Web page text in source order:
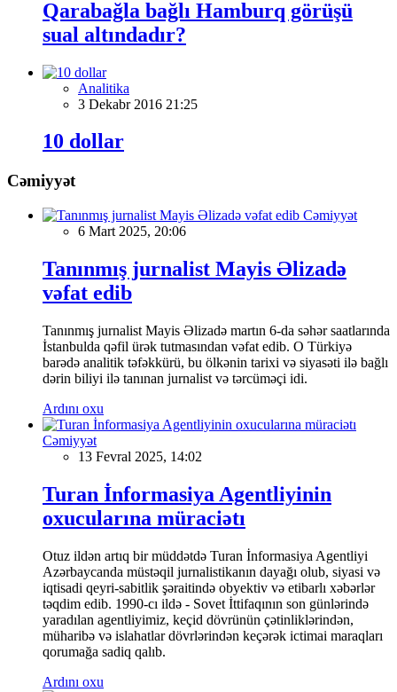
Qarabağla bağlı Hamburq görüşü
sual altındadır?
Analitika
3 Dekabr 2016 21:25
10 dollar
Cəmiyyət
Cəmiyyət
6 Mart 2025, 20:06
Tanınmış jurnalist Mayis Əlizadə
vəfat edib
Tanınmış jurnalist Mayis Əlizadə martın 6-da səhər saatlarında
İstanbulda qəfil ürək tutmasından vəfat edib. O Türkiyə
barədə analitik təfəkkürü, bu ölkənin tarixi və siyasəti ilə bağlı
dərin biliyi ilə tanınan jurnalist və tərcüməçi idi.
Ardını oxu
Cəmiyyət
13 Fevral 2025, 14:02
Turan İnformasiya Agentliyinin
oxucularına müraciətı
Otuz ildən artıq bir müddətdə Turan İnformasiya Agentliyi
Azərbaycanda müstəqil jurnalistikanın dayağı olub, siyasi və
iqtisadi qeyri-sabitlik şəraitində obyektiv və etibarlı xəbərlər
təqdim edib. 1990-cı ildə - Sovet İttifaqının son günlərində
yaradılan agentliyimiz, keçid dövrünün çətinliklərindən,
müharibə və islahatlar dövrlərindən keçərək ictimai maraqları
qorumağa sadiq qalıb.
Ardını oxu